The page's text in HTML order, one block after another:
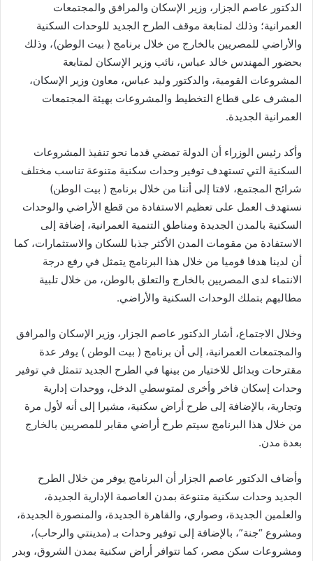
الدكتور عاصم الجزار، وزير الإسكان والمرافق والمجتمعات
العمرانية؛ وذلك لمتابعة موقف الطرح الجديد للوحدات السكنية
والأراضي للمصريين بالخارج من خلال برنامج ( بيت الوطن)، وذلك
بحضور المهندس خالد عباس، نائب وزير الإسكان لمتابعة
المشروعات القومية، والدكتور وليد عباس، معاون وزير الإسكان،
المشرف على قطاع التخطيط والمشروعات بهيئة المجتمعات
العمرانية الجديدة.
وأكد رئيس الوزراء أن الدولة تمضي قدما نحو تنفيذ المشروعات
السكنية التي تستهدف توفير وحدات سكنية متنوعة تناسب مختلف
شرائح المجتمع، لافتا إلى أننا من خلال برنامج ( بيت الوطن)
نستهدف العمل على تعظيم الاستفادة من قطع الأراضي والوحدات
السكنية بالمدن الجديدة ومناطق التنمية العمرانية، إضافة إلى
الاستفادة من مقومات المدن الأكثر جذبا للسكان والاستثمارات، كما
أن لدينا هدفا قوميا من خلال هذا البرنامج يتمثل في رفع درجة
الانتماء لدى المصريين بالخارج والتعلق بالوطن، من خلال تلبية
مطالبهم بتملك الوحدات السكنية والأراضي.
وخلال الاجتماع، أشار الدكتور عاصم الجزار، وزير الإسكان والمرافق
والمجتمعات العمرانية، إلى أن برنامج ( بيت الوطن ) يوفر عدة
مقترحات وبدائل للاختيار من بينها في الطرح الجديد تتمثل في توفير
وحدات إسكان فاخر وأخرى لمتوسطي الدخل، ووحدات إدارية
وتجارية، بالإضافة إلى طرح أراض سكنية، مشيرا إلى أنه لأول مرة
من خلال هذا البرنامج سيتم طرح أراضي مقابر للمصريين بالخارج
بعدة مدن.
وأضاف الدكتور عاصم الجزار أن البرنامج يوفر من خلال الطرح
الجديد وحدات سكنية متنوعة بمدن العاصمة الإدارية الجديدة،
والعلمين الجديدة، وصواري، والقاهرة الجديدة، والمنصورة الجديدة،
ومشروع “جنة”، بالإضافة إلى توفير وحدات بـ (مدينتي والرحاب)،
ومشروعات سكن مصر، كما تتوافر أراض سكنية بمدن الشروق، وبدر